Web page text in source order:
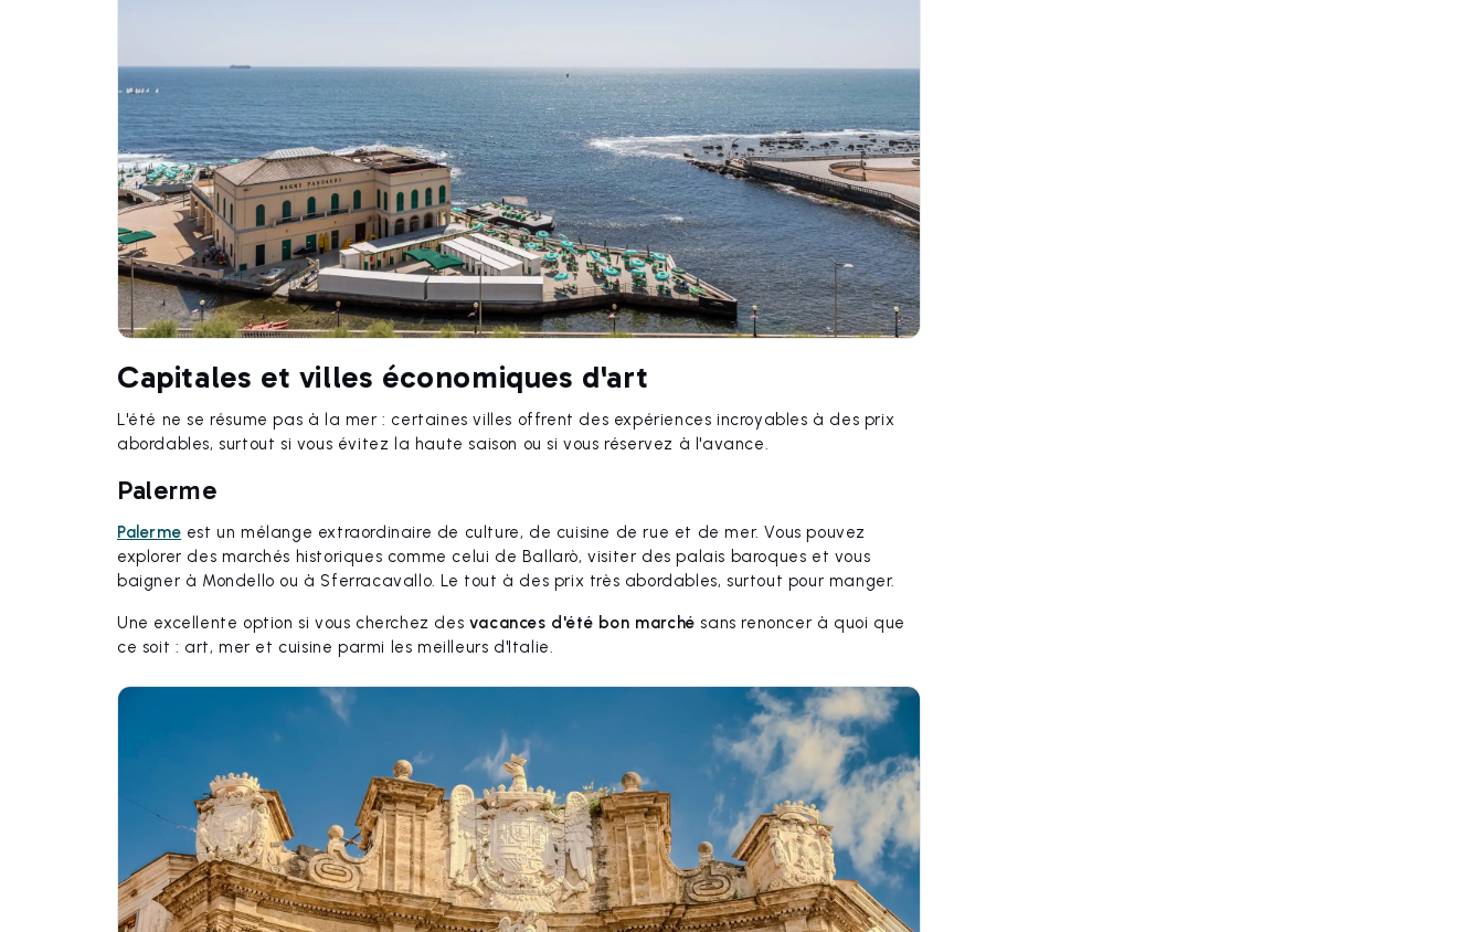
Capitales et villes économiques d'art
L'été ne se résume pas à la mer : certaines villes offrent des expériences incroyables à des prix
abordables, surtout si vous évitez la haute saison ou si vous réservez à l'avance.
Palerme
Palerme est un mélange extraordinaire de culture, de cuisine de rue et de mer. Vous pouvez
explorer des marchés historiques comme celui de Ballarò, visiter des palais baroques et vous
baigner à Mondello ou à Sferracavallo. Le tout à des prix très abordables, surtout pour manger.
Une excellente option si vous cherchez des vacances d'été bon marché sans renoncer à quoi que
ce soit : art, mer et cuisine parmi les meilleurs d'Italie.